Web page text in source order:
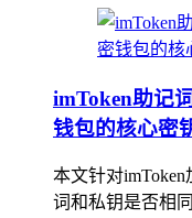
imToken助记
钱包的核心密
本文针对
词和私钥是否相